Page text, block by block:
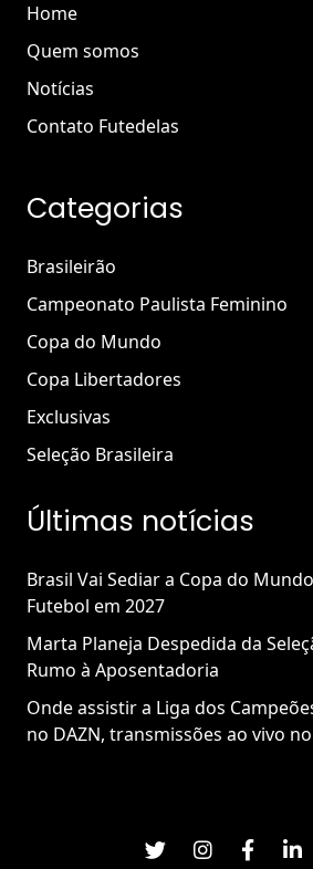
Home
Quem somos
Notícias
Contato Futedelas
Categorias
Brasileirão
Campeonato Paulista Feminino
Copa do Mundo
Copa Libertadores
Exclusivas
Seleção Brasileira
Últimas notícias
Brasil Vai Sediar a Copa do
Futebol em 2027
Marta Planeja Despedida da
Rumo à Aposentadoria
Onde assistir a Liga dos
no DAZN, transmissões ao vivo